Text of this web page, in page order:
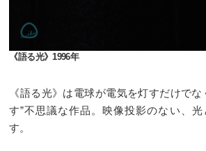
《語る光》1996年
《語る光》は電球が電気を灯すだけで
す”不思議な作品。映像投影のない、
す。